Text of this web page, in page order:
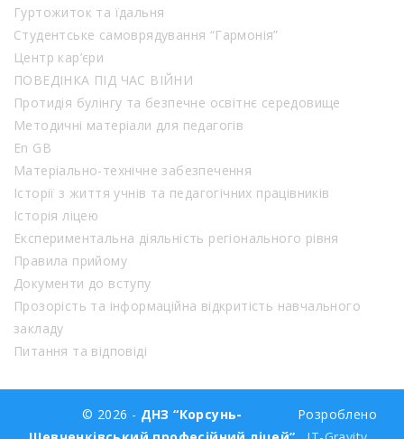
Гуртожиток та їдальня
Студентське самоврядування “Гармонія”
Центр кар’єри
ПОВЕДІНКА ПІД ЧАС ВІЙНИ
Протидія булінгу та безпечне освітнє середовище
Методичні матеріали для педагогів
En GB
Матеріально-технічне забезпечення
Історії з життя учнів та педагогічних працівників
Історія ліцею
Експериментальна діяльність регіонального рівня
Правила прийому
Документи до вступу
Прозорість та інформаційна відкритість навчального
закладу
Питання та відповіді
© 2026 - ДНЗ “Корсунь-
Розроблено